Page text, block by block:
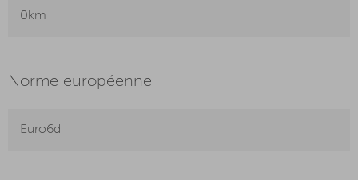
0km
Norme européenne
Euro6d